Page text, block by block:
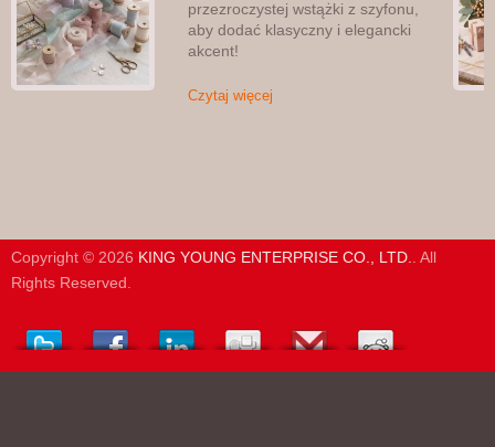
przezroczystej wstążki z szyfonu,
aby dodać klasyczny i elegancki
akcent!
Czytaj więcej
Copyright © 2026 KING YOUNG ENTERPRISE CO., LTD.
. All
Rights Reserved.